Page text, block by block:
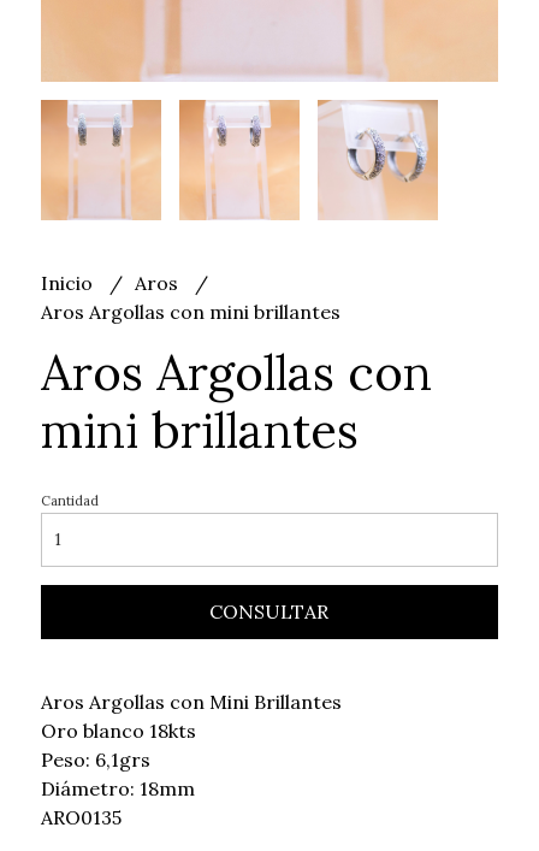
Inicio
Aros
Aros Argollas con mini brillantes
Aros Argollas con
mini brillantes
Cantidad
CONSULTAR
Aros Argollas con Mini Brillantes
Oro blanco 18kts
Peso: 6,1grs
Diámetro: 18mm
ARO0135